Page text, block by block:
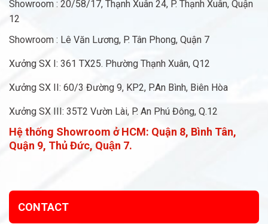
Showroom : 20/58/17, Thạnh Xuân 24, P. Thạnh Xuân, Quận
12
Showroom : Lê Văn Lương, P. Tân Phong, Quận 7
Xưởng SX I: 361 TX25. Phường Thạnh Xuân, Q12
Xưởng SX II: 60/3 Đường 9, KP2, P.An Bình, Biên Hòa
Xưởng SX III: 35T2 Vườn Lài, P. An Phú Đông, Q.12
Hệ thống Showroom ở HCM: Quận 8, Bình Tân,
Quận 9, Thủ Đức, Quận 7.
CONTACT